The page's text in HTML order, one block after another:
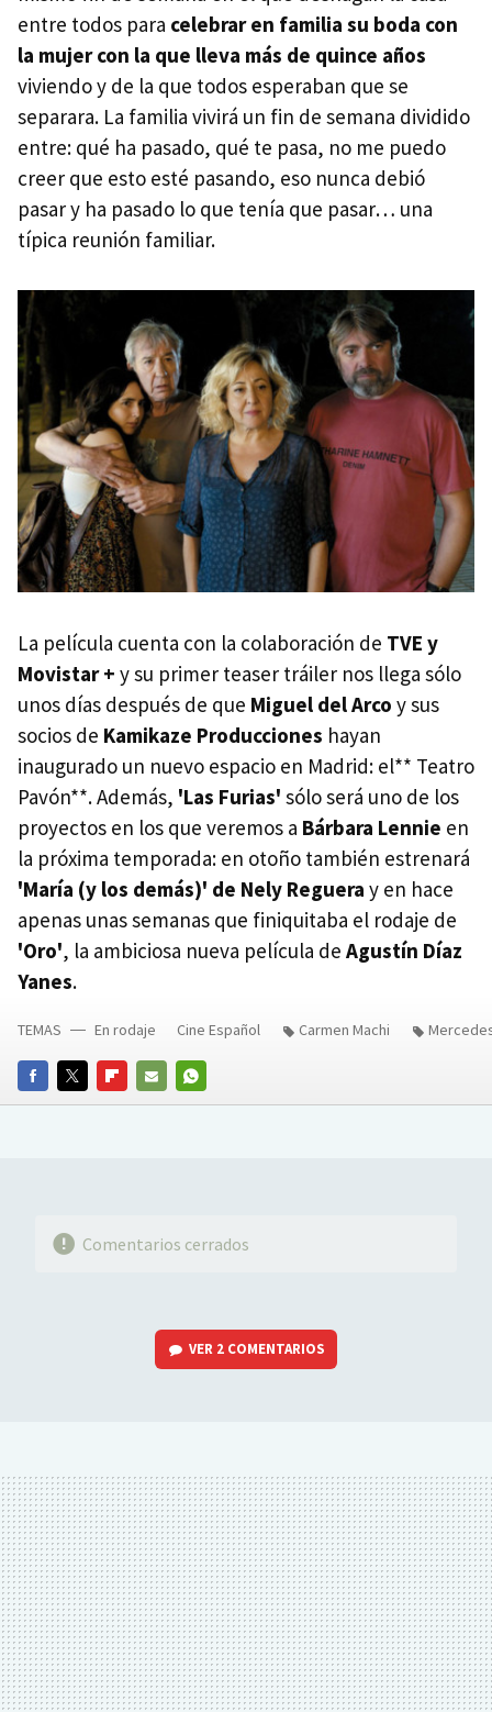
entre todos para celebrar en familia su boda con
la mujer con la que lleva más de quince años
viviendo y de la que todos esperaban que se
separara. La familia vivirá un fin de semana dividido
entre: qué ha pasado, qué te pasa, no me puedo
creer que esto esté pasando, eso nunca debió
pasar y ha pasado lo que tenía que pasar… una
típica reunión familiar.
La película cuenta con la colaboración de TVE y
Movistar + y su primer teaser tráiler nos llega sólo
unos días después de que Miguel del Arco y sus
socios de Kamikaze Producciones hayan
inaugurado un nuevo espacio en Madrid: el** Teatro
Pavón**. Además, 'Las Furias' sólo será uno de los
proyectos en los que veremos a Bárbara Lennie en
la próxima temporada: en otoño también estrenará
'María (y los demás)' de Nely Reguera y en hace
apenas unas semanas que finiquitaba el rodaje de
'Oro', la ambiciosa nueva película de Agustín Díaz
Yanes.
FACEBOOKTWITTERFLIPBOARD
E-
WHATSAPP
TEMAS En rodaje Cine Español Carmen Machi
Comentarios cerrados
VER 2 COMENTARIOS